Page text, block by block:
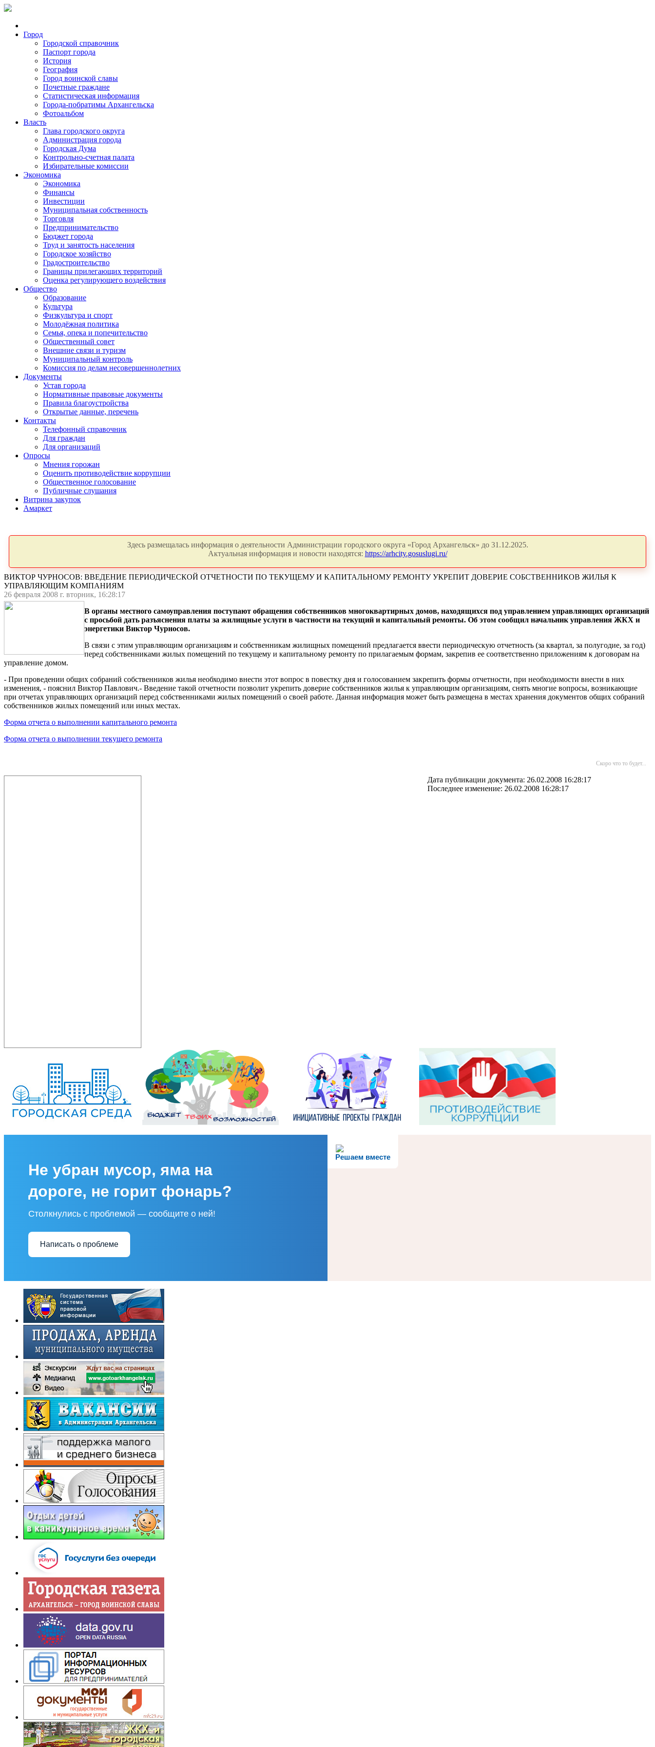
Город
Городской справочник
Паспорт города
История
География
Город воинской славы
Почетные граждане
Статистическая информация
Города-побратимы Архангельска
Фотоальбом
Власть
Глава городского округа
Администрация города
Городская Дума
Контрольно-счетная палата
Избирательные комиссии
Экономика
Экономика
Финансы
Инвестиции
Муниципальная собственность
Торговля
Предпринимательство
Бюджет города
Труд и занятость населения
Городское хозяйство
Градостроительство
Границы прилегающих территорий
Оценка регулирующего воздействия
Общество
Образование
Культура
Физкультура и спорт
Молодёжная политика
Семья, опека и попечительство
Общественный совет
Внешние связи и туризм
Муниципальный контроль
Комиссия по делам несовершеннолетних
Документы
Устав города
Нормативные правовые документы
Правила благоустройства
Открытые данные, перечень
Контакты
Телефонный справочник
Для граждан
Для организаций
Опросы
Мнения горожан
Оценить противодействие коррупции
Общественное голосование
Публичные слушания
Витрина закупок
Амаркет
Здесь размещалась информация о деятельности Администрации городского округа «Город Архангельск» до 31.12.2025.
Актуальная информация и новости находятся: https://arhcity.gosuslugi.ru/
ВИКТОР ЧУРНОСОВ: ВВЕДЕНИЕ ПЕРИОДИЧЕСКОЙ ОТЧЕТНОСТИ ПО ТЕКУЩЕМУ И КАПИТАЛЬНОМУ РЕМОНТУ УКРЕПИТ ДОВЕРИЕ СОБСТВЕННИКОВ ЖИЛЬЯ К
УПРАВЛЯЮЩИМ КОМПАНИЯМ
26 февраля 2008 г. вторник, 16:28:17
В органы местного самоуправления поступают обращения собственников многоквартирных домов, находящихся под управлением управляющих организаций
с просьбой дать разъяснения платы за жилищные услуги в частности на текущий и капитальный ремонты. Об этом сообщил начальник управления ЖКХ и
энергетики Виктор Чурносов.
В связи с этим управляющим организациям и собственникам жилищных помещений предлагается ввести периодическую отчетность (за квартал, за полугодие, за год)
перед собственниками жилых помещений по текущему и капитальному ремонту по прилагаемым формам, закрепив ее соответственно приложениям к договорам на
управление домом.
- При проведении общих собраний собственников жилья необходимо внести этот вопрос в повестку дня и голосованием закрепить формы отчетности, при необходимости внести в них
изменения, - пояснил Виктор Павлович.- Введение такой отчетности позволит укрепить доверие собственников жилья к управляющим организациям, снять многие вопросы, возникающие
при отчетах управляющих организаций перед собственниками жилых помещений о своей работе. Данная информация может быть размещена в местах хранения документов общих собраний
собственников жилых помещений или иных местах.
Форма отчета о выполнении капитального ремонта
Форма отчета о выполнении текущего ремонта
Скоро что то будет...
Дата публикации документа: 26.02.2008 16:28:17
Последнее изменение: 26.02.2008 16:28:17
Решаем вместе
Не убран мусор, яма на
дороге, не горит фонарь?
Столкнулись с проблемой — сообщите о ней!
Написать о проблеме